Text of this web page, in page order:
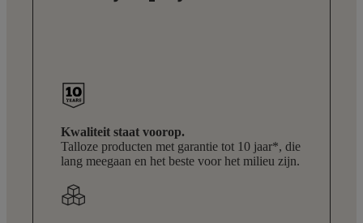
Kwaliteit staat voorop.
Talloze producten met garantie tot 10 jaar*, die
lang meegaan en het beste voor het milieu zijn.